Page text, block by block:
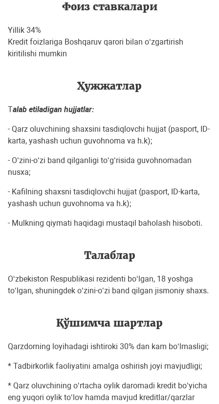
Фоиз ставкалари
Yillik 34%
Kredit foizlariga Boshqaruv qarori bilan o‘zgartirish
kiritilishi mumkin
Ҳужжатлар
Talab etiladigan hujjatlar:
- Qarz oluvchining shaxsini tasdiqlovchi hujjat (pasport, ID-
karta, yashash uchun guvohnoma va h.k);
- O‘zini-o‘zi band qilganligi to‘g‘risida guvohnomadan
nusxa;
- Kafilning shaxsni tasdiqlovchi hujjat (pasport, ID-karta,
yashash uchun guvohnoma va h.k);
- Mulkning qiymati haqidagi mustaqil baholash hisoboti.
Талаблар
O‘zbekiston Respublikasi rezidenti bo‘lgan, 18 yoshga
to‘lgan, shuningdek o‘zini-o‘zi band qilgan jismoniy shaxs.
Қўшимча шартлар
Qarzdorning loyihadagi ishtiroki 30% dan kam bo‘lmasligi;
* Tadbirkorlik faoliyatini amalga oshirish joyi mavjudligi;
* Qarz oluvchining o‘rtacha oylik daromadi kredit bo‘yicha
eng yuqori oylik to‘lov hamda mavjud kreditlar/qarzlar